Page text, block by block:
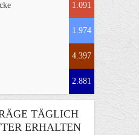
1.091
1.974
4.397
2.881
TÄGLICH
ERHALTEN